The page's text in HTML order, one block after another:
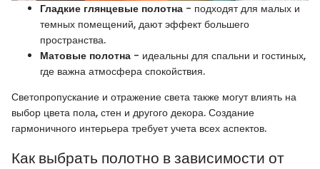
Гладкие глянцевые полотна - подходят для малых и
темных помещений, дают эффект большего
пространства.
Матовые полотна - идеальны для спальни и гостиных,
где важна атмосфера спокойствия.
Светопропускание и отражение света также могут влиять на
выбор цвета пола, стен и другого декора. Создание
гармоничного интерьера требует учета всех аспектов.
Как выбрать полотно в зависимости от